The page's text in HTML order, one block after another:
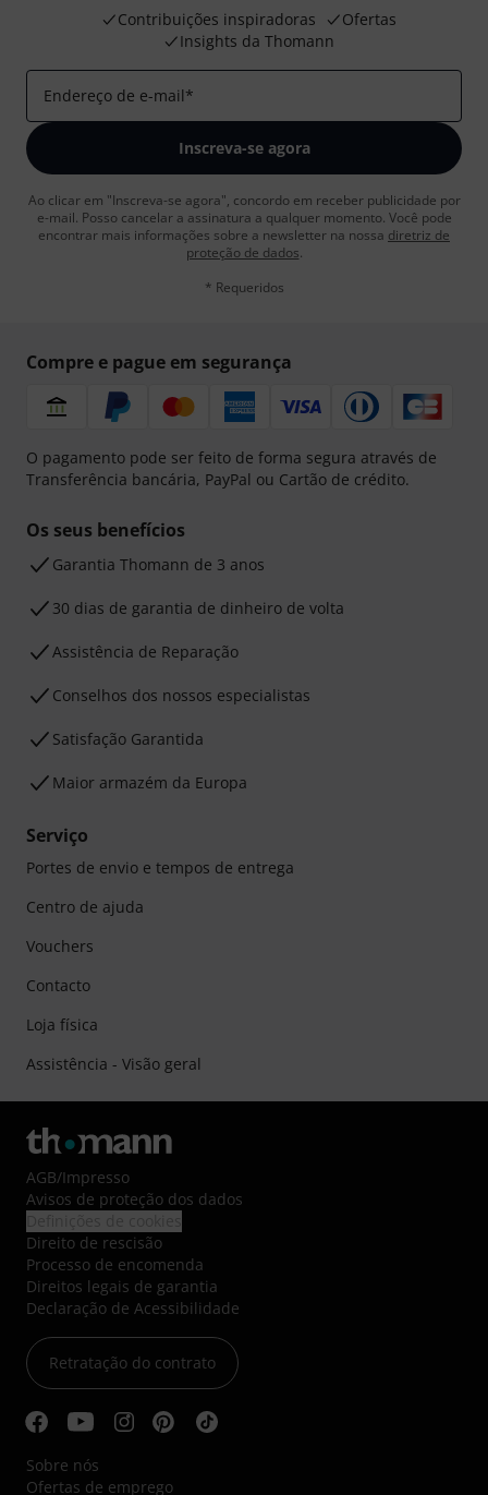
Contribuições inspiradoras
Ofertas
Insights da Thomann
Endereço de e-mail*
Inscreva-se agora
Ao clicar em "Inscreva-se agora", concordo em receber publicidade por
e-mail. Posso cancelar a assinatura a qualquer momento. Você pode
encontrar mais informações sobre a newsletter na nossa diretriz de
proteção de dados.
* Requeridos
Compre e pague em segurança
O pagamento pode ser feito de forma segura através de
Transferência bancária, PayPal ou Cartão de crédito.
Os seus benefícios
Garantia Thomann de 3 anos
30 dias de garantia de dinheiro de volta
Assistência de Reparação
Conselhos dos nossos especialistas
Satisfação Garantida
Maior armazém da Europa
Serviço
Portes de envio e tempos de entrega
Centro de ajuda
Vouchers
Contacto
Loja física
Assistência - Visão geral
AGB/Impresso
Avisos de proteção dos dados
Direito de rescisão
Processo de encomenda
Direitos legais de garantia
Declaração de Acessibilidade
Retratação do contrato
Sobre nós
Ofertas de emprego